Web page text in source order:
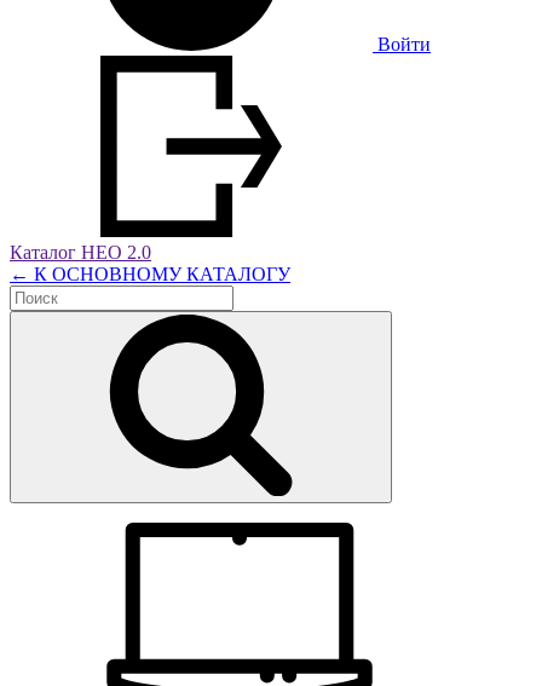
Войти
Каталог НЕО 2.0
← К ОСНОВНОМУ КАТАЛОГУ